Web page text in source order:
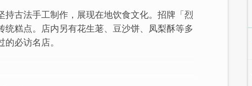
古法手工制作，展现在地饮食文化。招牌「烈
糕点。店内另有花生荖、豆沙饼、凤梨酥等多
必访名店。